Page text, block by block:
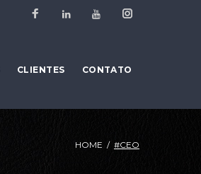
Facebook
Instagram
CLIENTES CONTATO
HOME / #CEO